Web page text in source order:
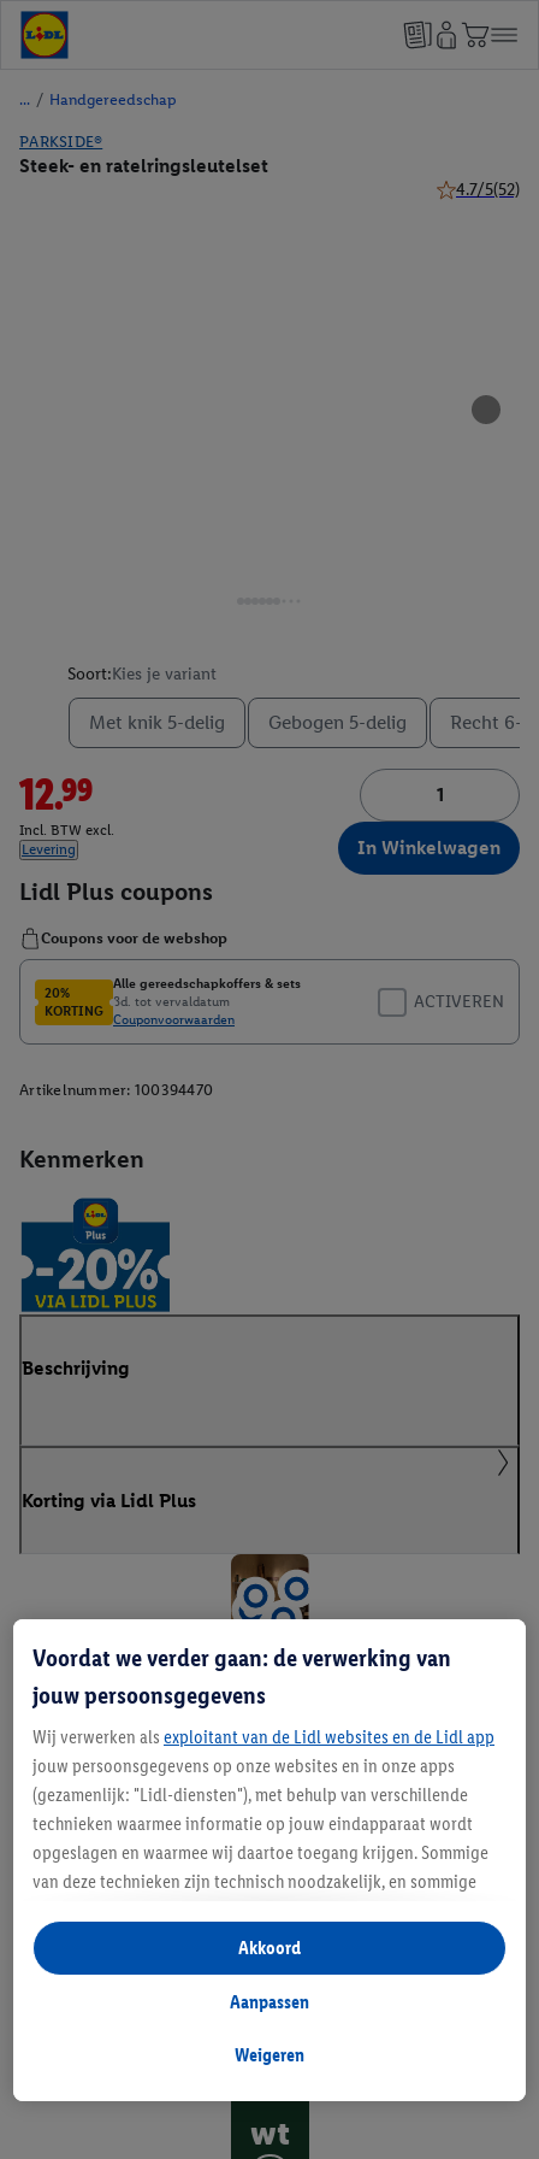
/ Handgereedschap
PARKSIDE®
Steek- en ratelringsleutelset
4.7/5(52)
Kenmerken
Soort:Kies je variant
Met knik 5-delig Gebogen 5-delig Recht 6-
12.99
Incl. BTW excl.
Levering
In Winkelwagen
Artikelnummer: 100394470
Beschrijving
Korting via Lidl Plus
H
o
u
dt
w
at
jij
b
o
wt
Voordat we verder gaan: de verwerking van
jouw persoonsgegevens
Wij verwerken als exploitant van de Lidl websites en de Lidl app
jouw persoonsgegevens op onze websites en in onze apps
(gezamenlijk: "Lidl-diensten"), met behulp van verschillende
technieken waarmee informatie op jouw eindapparaat wordt
opgeslagen en waarmee wij daartoe toegang krijgen. Sommige
van deze technieken zijn technisch noodzakelijk, en sommige
opslaan van voorkeursinstellingen, het verzamelen en
analyseren van statistieken of voor het tonen van
gepersonaliseerde reclame binnen en buiten de Lidl-diensten.
gegevens over jouw aankoopgedrag in de winkel ook voor de
van reclame en als je vervolgens een Lidl Plus-account
Weigeren
Aanpassen
Akkoord